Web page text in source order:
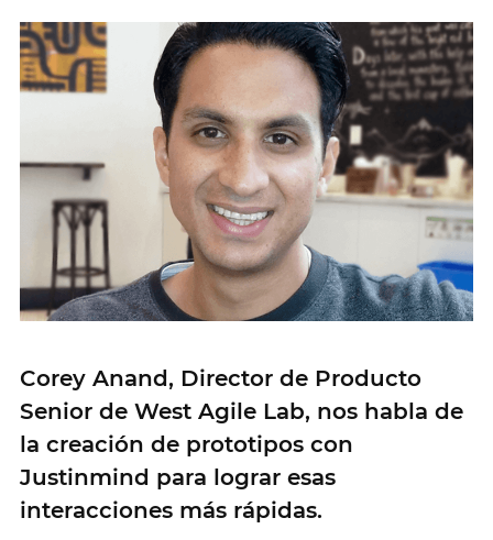
Corey Anand, Director de Producto
Senior de West Agile Lab, nos habla de
la creación de prototipos con
Justinmind para lograr esas
interacciones más rápidas.